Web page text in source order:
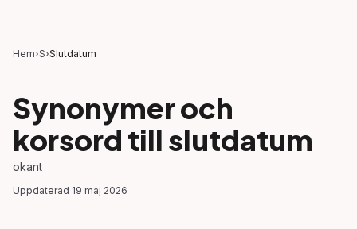
Hem›S›Slutdatum
Synonymer och
korsord till slutdatum
okant
Uppdaterad 19 maj 2026